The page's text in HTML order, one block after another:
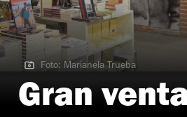
Foto: Marianela Trueba
Foto: Marianela Trueba
Gran